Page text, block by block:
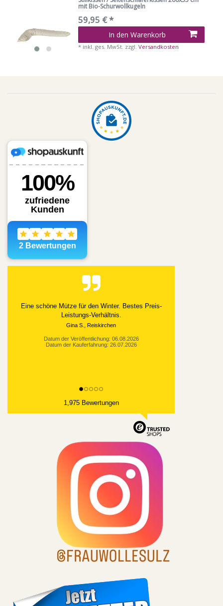
mit Bio-Schurwollkugeln
59,95 € *
In den Warenkorb
* inkl. ges. MwSt. zzgl.Versandkosten
Alles gut geklappt
Datum der Kauferfahrung: 21.07.2026
1,975 Bewertungen